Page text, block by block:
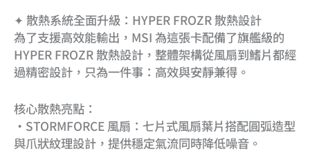
✦ 散熱系統全面升級：HYPER FROZR 散熱設計
為了支援高效能輸出，MSI 為這張卡配備了旗艦級的
HYPER FROZR 散熱設計，整體架構從風扇到鰭片都經
過精密設計，只為一件事：高效與安靜兼得。
核心散熱亮點：
•STORMFORCE 風扇：七片式風扇葉片搭配圓弧造型
與爪狀紋理設計，提供穩定氣流同時降低噪音。